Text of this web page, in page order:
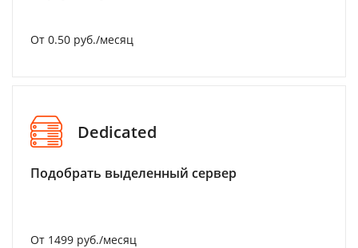
От 0.50 руб./месяц
Dedicated
Подобрать выделенный сервер
От 1499 руб./месяц